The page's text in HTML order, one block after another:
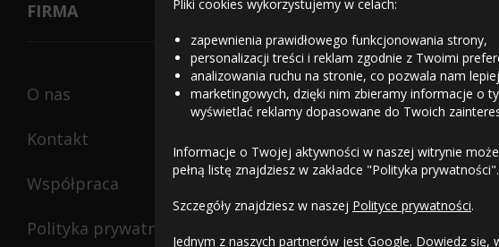
Pliki cookies wykorzystujemy w celach:
zapewnienia prawidłowego funkcjonowania strony,
personalizacji treści i reklam zgodnie z Twoimi
analizowania ruchu na stronie, co pozwala nam
marketingowych, dzięki nim zbieramy informacje o
wyświetlać reklamy dopasowane do Twoich
Informacje o Twojej aktywności w naszej witrynie
pełną listę znajdziesz w zakładce "Polityka prywatności".
Szczegóły znajdziesz w naszej Polityce prywatności.
Jednym z naszych partnerów jest Google. Dowiedz się,
FIRMA
O nas
Kontakt
Współpraca
Polityka prywatności